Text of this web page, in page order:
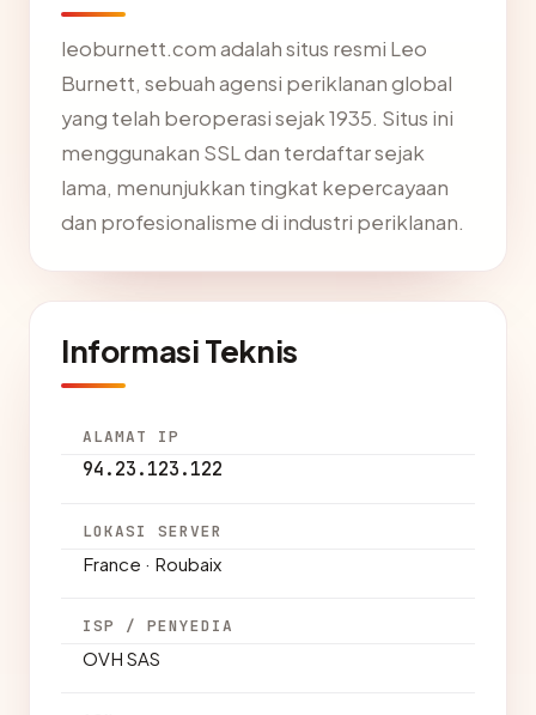
leoburnett.com adalah situs resmi Leo
Burnett, sebuah agensi periklanan global
yang telah beroperasi sejak 1935. Situs ini
menggunakan SSL dan terdaftar sejak
lama, menunjukkan tingkat kepercayaan
dan profesionalisme di industri periklanan.
Informasi Teknis
ALAMAT IP
94.23.123.122
LOKASI SERVER
France · Roubaix
ISP / PENYEDIA
OVH SAS